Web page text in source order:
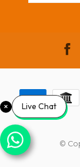
©
Live Chat